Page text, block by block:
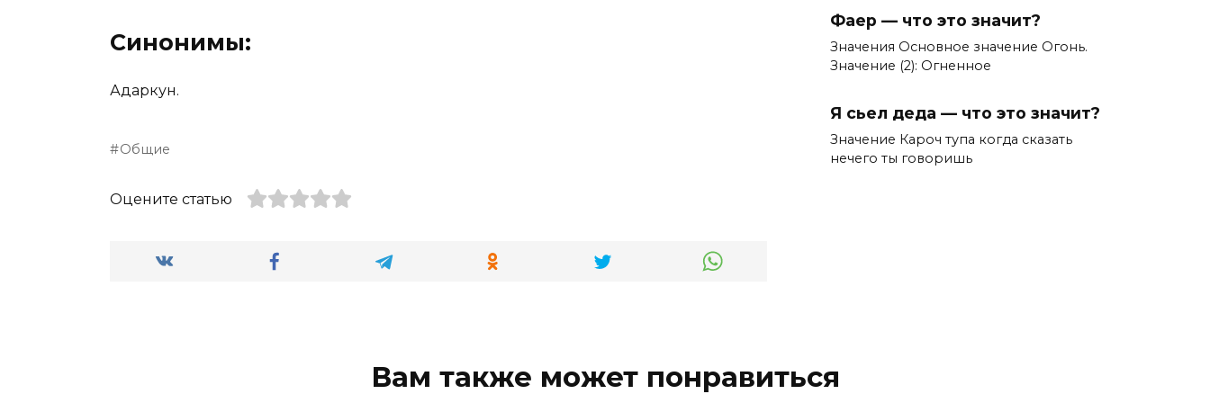
Синонимы:
Адаркун.
Общие
Оцените статью
Фаер — что это значит?
Значения Основное значение Огонь.
Значение (2): Огненное
Я сьел деда — что это значит?
Значение Кароч тупа когда сказать
нечего ты говоришь
Вам также может понравиться